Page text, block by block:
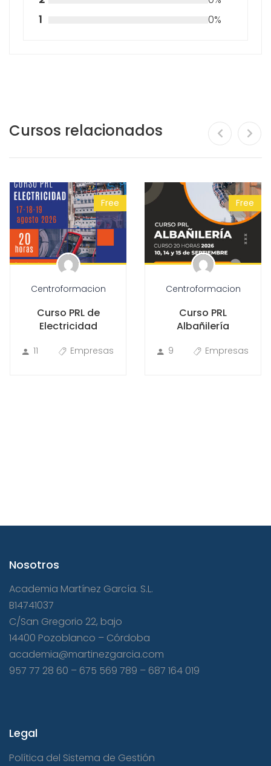
1
0%
Cursos relacionados
Free
Centroformacion
Curso PRL de
Electricidad
11 Empresas
Free
Centroformacion
Curso PRL
Albañilería
9 Empresas
Nosotros
Academia Martínez García. S.L.
B14741037
C/San Gregorio 22, bajo
14400 Pozoblanco – Córdoba
academia@martinezgarcia.com
957 77 28 60 – 675 569 789 – 687 164 019
Legal
Política del Sistema de Gestión